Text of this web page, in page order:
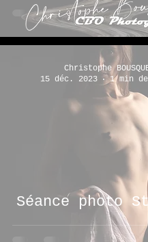
Séance photo
Christophe
15 déc. 2023